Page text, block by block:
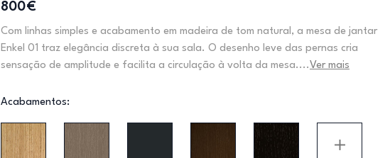
800€
Com linhas simples e acabamento em madeira de tom natural, a mesa de jantar
Enkel 01 traz elegância discreta à sua sala. O desenho leve das pernas cria
sensação de amplitude e facilita a circulação à volta da mesa.... Ver mais
Acabamentos: